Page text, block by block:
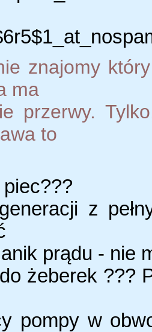
znajomy
ma
przerwy.
to
z
prądu - nie
żeberek ???
pompy w